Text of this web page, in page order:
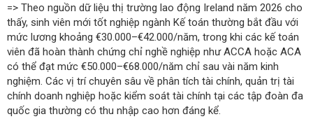
=> Theo nguồn dữ liệu thị trường lao động Ireland năm 2026 cho
thấy, sinh viên mới tốt nghiệp ngành Kế toán thường bắt đầu với
mức lương khoảng €30.000–€42.000/năm, trong khi các kế toán
viên đã hoàn thành chứng chỉ nghề nghiệp như ACCA hoặc ACA
có thể đạt mức €50.000–€68.000/năm chỉ sau vài năm kinh
nghiệm. Các vị trí chuyên sâu về phân tích tài chính, quản trị tài
chính doanh nghiệp hoặc kiểm soát tài chính tại các tập đoàn đa
quốc gia thường có thu nhập cao hơn đáng kể.